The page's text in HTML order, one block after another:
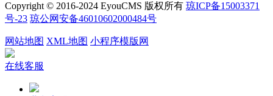
Copyright © 2016-2024 EyouCMS 版权所有 琼ICP备15003371
号-23 琼公网安备46010602000484号
网站地图 XML地图 小程序模版网
在线客服